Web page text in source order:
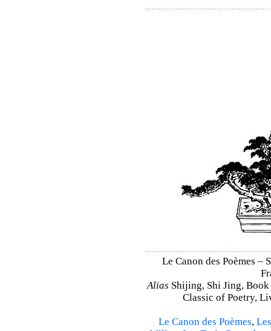
Le Canon des Poèmes
Alias Shijing, Shi Jing,
Classic of Poetry,
Le Canon des Poèmes,